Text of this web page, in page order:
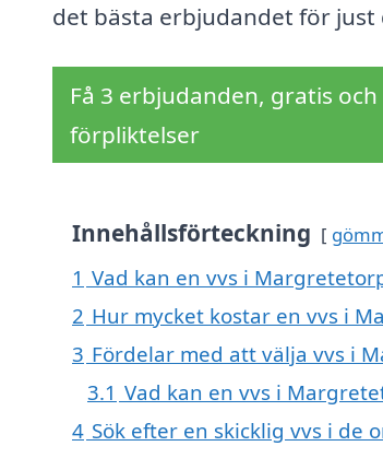
det bästa erbjudandet för just
Få 3 erbjudanden, gratis
förpliktelser
Innehållsförteckning
1 Vad kan en vvs i
2 Hur mycket kostar en vvs i
3 Fördelar med att välja vvs i
3.1 Vad kan en vvs i
4 Sök efter en skicklig vvs i de